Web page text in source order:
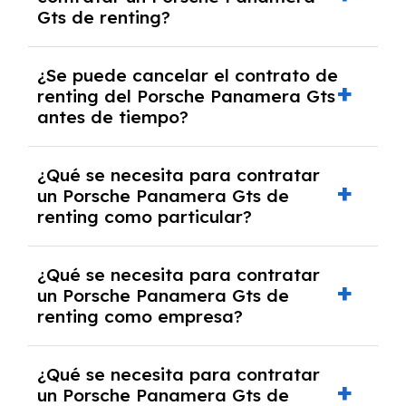
mensuales.
Gts de renting?
tendrás que pagar ningún tipo de entrada
salvo en casos que lo exija el proveedor
debido al resultado del estudio de viabilidad
económica.
¿Se puede cancelar el contrato de
renting del Porsche Panamera Gts
antes de tiempo?
pero puede haber penalizaciones por
cancelación anticipada. Es importante revisar
las condiciones del contrato y hablar con un
experto que te asesore.
¿Qué se necesita para contratar
un Porsche Panamera Gts de
renting como particular?
y, en algunos casos, una consulta de solvencia
crediticia y un pago inicial.
¿Qué se necesita para contratar
un Porsche Panamera Gts de
renting como empresa?
documentación financiera y, en algunos
casos, un informe de solvencia de la empresa
¿Qué se necesita para contratar
un Porsche Panamera Gts de